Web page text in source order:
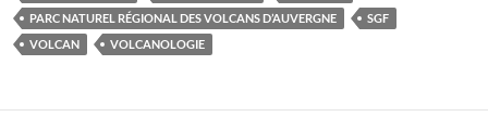
PARC NATUREL RÉGIONAL DES VOLCANS D’AUVERGNE
SGF
VOLCAN
VOLCANOLOGIE